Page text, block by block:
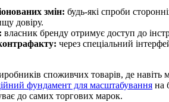
змін: будь-які спроби
довіру.
власник бренду отримує доступ до
через спеціальний
споживчих товарів, де навіть
фундамент для масштабування на
до самих торгових марок.